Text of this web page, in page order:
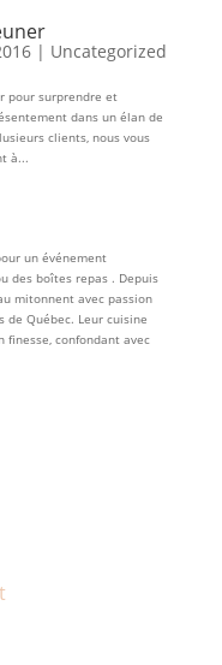
| Uncategorized
pour surprendre et
dans un élan de
clients, nous vous
à...
un événement
des boîtes repas . Depuis
mitonnent avec passion
Québec. Leur cuisine
confondant avec